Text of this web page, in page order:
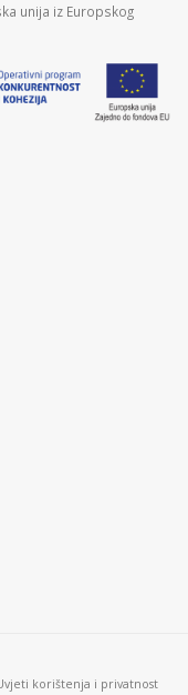
unija iz Europskog
korištenja i privatnost